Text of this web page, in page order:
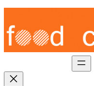
Skip
content